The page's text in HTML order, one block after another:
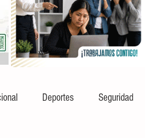
Deportes Seguridad